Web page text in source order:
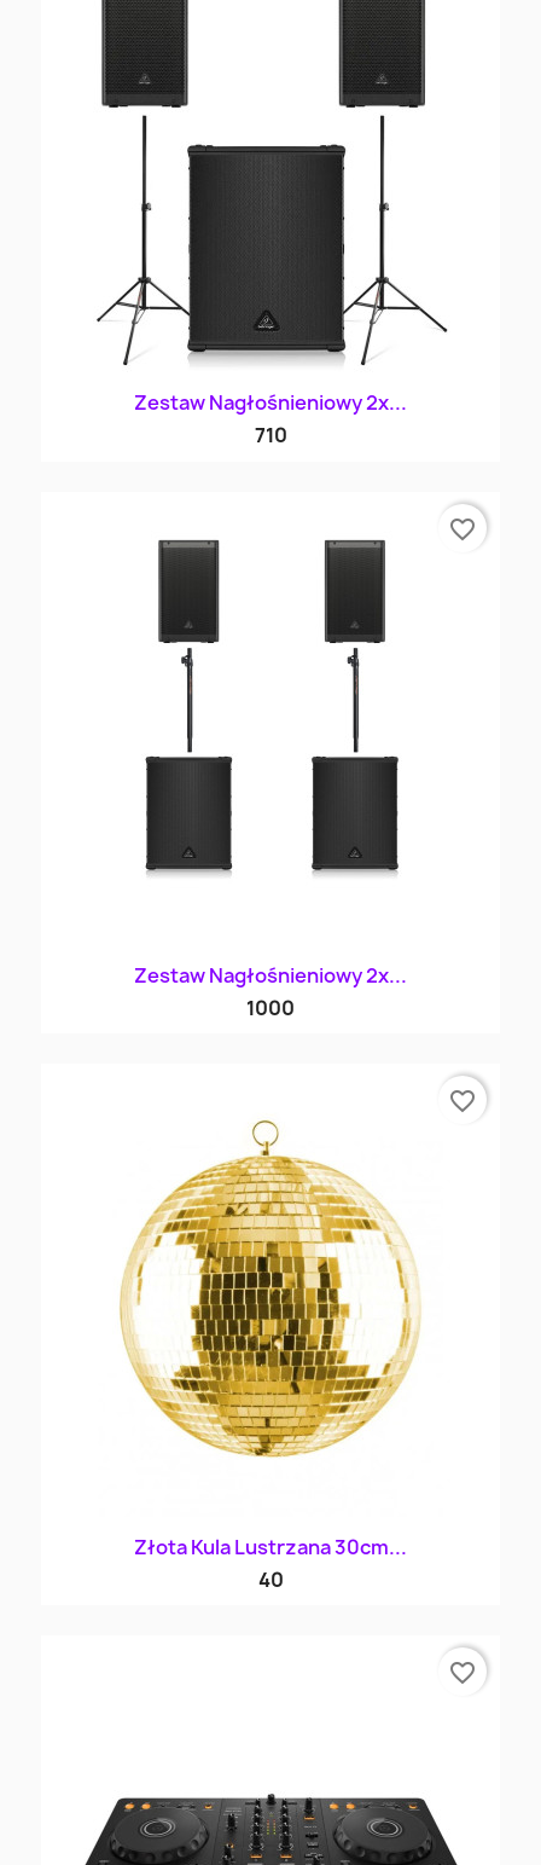
Zestaw Nagłośnieniowy 2x...
710
Zestaw Nagłośnieniowy 2x...
1000
favorite_border
Złota Kula Lustrzana 30cm...
40
favorite_border
favorite_border